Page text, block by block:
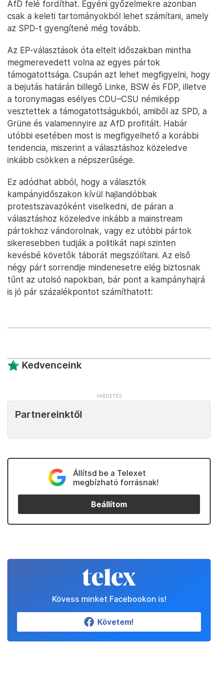
AfD felé fordíthat. Egyéni győzelmekre azonban
csak a keleti tartományokból lehet számítani, amely
az SPD-t gyengítené még tovább.
Az EP-választások óta eltelt időszakban mintha
megmerevedett volna az egyes pártok
támogatottsága. Csupán azt lehet megfigyelni, hogy
a bejutás határán billegő Linke, BSW és FDP, illetve
a toronymagas esélyes CDU–CSU némiképp
vesztettek a támogatottságukból, amiből az SPD, a
Grüne és valamennyire az AfD profitált. Habár
utóbbi esetében most is megfigyelhető a korábbi
tendencia, miszerint a választáshoz közeledve
inkább csökken a népszerűsége.
Ez adódhat abból, hogy a választók
kampányidőszakon kívül hajlandóbbak
protestszavazóként viselkedni, de páran a
választáshoz közeledve inkább a mainstream
pártokhoz vándorolnak, vagy ez utóbbi pártok
sikeresebben tudják a politikát napi szinten
kevésbé követők táborát megszólítani. Az első
négy párt sorrendje mindenesetre elég biztosnak
tűnt az utolsó napokban, bár pont a kampányhajrá
is jó pár százalékpontot számíthatott:
Kedvenceink
Partnereinktől
Állítsd be a Telexet
megbízható forrásnak!
Beállítom
Kövess minket Facebookon is!
Követem!